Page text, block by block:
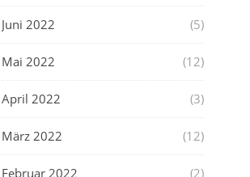
Juni 2022 (5)
Mai 2022 (12)
April 2022 (3)
März 2022 (12)
Februar 2022 (2)